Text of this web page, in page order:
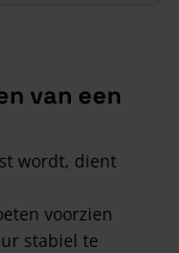
van een
wordt, dient
voorzien
stabiel te